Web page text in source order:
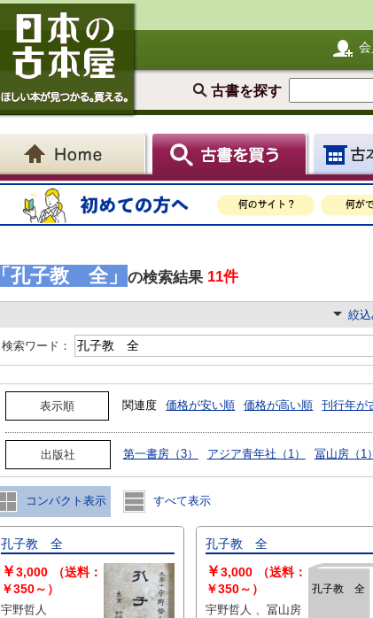
古書を探す
「孔子教 全」 の検索結果 11件
絞
検索ワード：
表示順 関連度 価格が安い順 価格が高い順 刊行年が
出版社 第一書房（3） アジア青年社（1） 冨山房（1）
コンパクト表示 すべて表示
孔子教 全
￥3,000
（送料：
￥350～）
宇野哲人
孔子教 全
孔子教 全
￥3,000
（送料：
￥350～）
宇野哲人 、冨山房